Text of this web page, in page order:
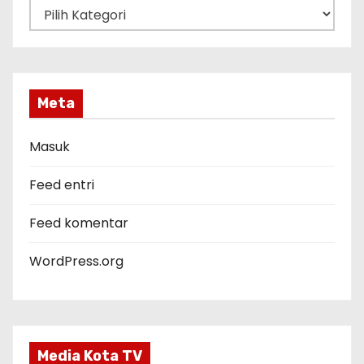
a
o
r
Meta
Masuk
Feed entri
Feed komentar
WordPress.org
Media Kota TV